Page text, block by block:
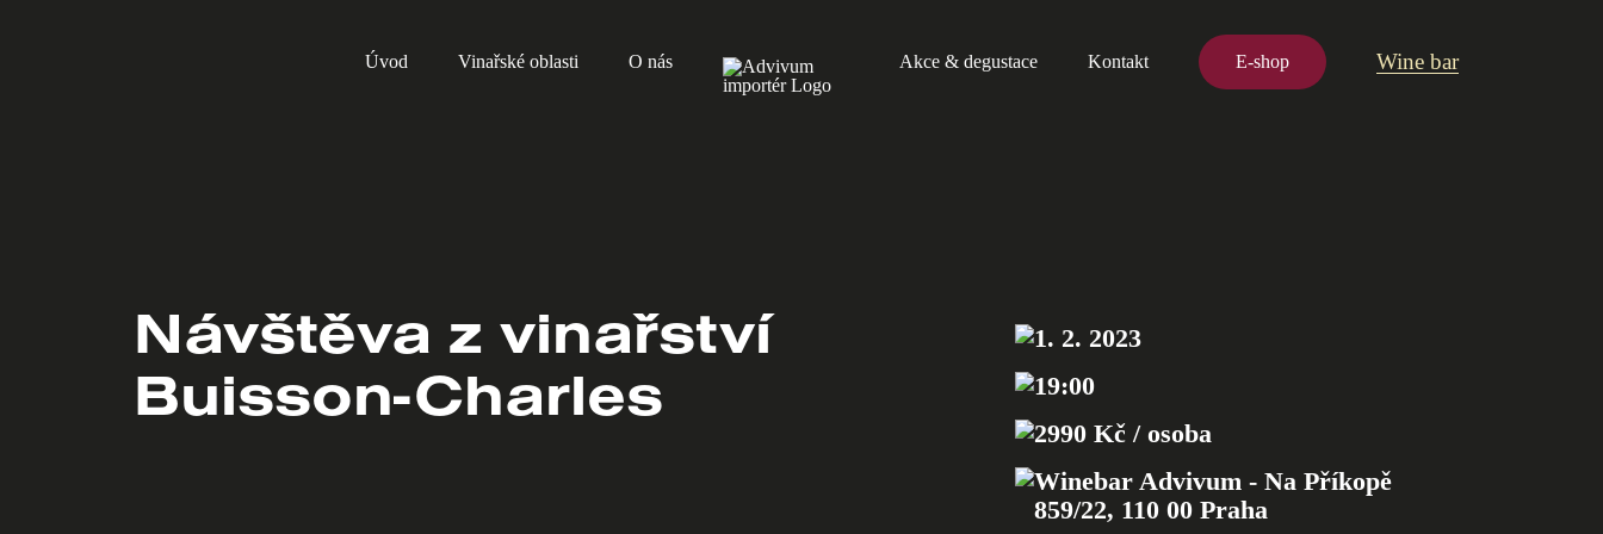
Úvod Vinařské oblasti O nás Akce & degustace Kontakt E-shop Wine bar
Návštěva z vinařství
Buisson-Charles
1. 2. 2023
19:00
2990 Kč / osoba
Winebar Advivum - Na Příkopě
859/22, 110 00 Praha